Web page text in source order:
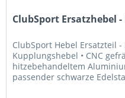
ClubSport Ersatzhebel -
ClubSport Hebel Ersatzteil
Kupplungshebel • CNC
hitzebehandeltem
passender schwarze